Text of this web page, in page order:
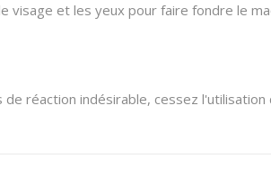
et les yeux pour faire fondre le
réaction indésirable, cessez l'utilisation